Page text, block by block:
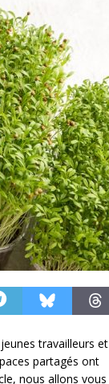
travailleurs et
partagés ont
nous allons vous